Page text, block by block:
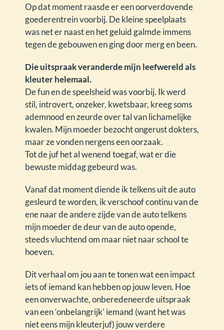
Op dat moment raasde er een oorverdovende
goederentrein voorbij. De kleine speelplaats
was net er naast en het geluid galmde immens
tegen de gebouwen en ging door merg en been.
Die uitspraak veranderde mijn leefwereld als
kleuter helemaal.
De fun en de speelsheid was voorbij. Ik werd
stil, introvert, onzeker, kwetsbaar, kreeg soms
ademnood en zeurde over tal van lichamelijke
kwalen. Mijn moeder bezocht ongerust dokters,
maar ze vonden nergens een oorzaak.
Tot de juf het al wenend toegaf, wat er die
bewuste middag gebeurd was.
Vanaf dat moment diende ik telkens uit de auto
gesleurd te worden, ik verschoof continu van de
ene naar de andere zijde van de auto telkens
mijn moeder de deur van de auto opende,
steeds vluchtend om maar niet naar school te
hoeven.
Dit verhaal om jou aan te tonen wat een impact
iets of iemand kan hebben op jouw leven. Hoe
een onverwachte, onberedeneerde uitspraak
van een ‘onbelangrijk’ iemand (want het was
niet eens mijn kleuterjuf) jouw verdere